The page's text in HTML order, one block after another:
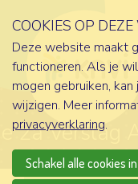
Verslag
COOKIES OP
Deze website maakt
functioneren. Als je
mogen gebruiken,
wijzigen. Meer
privacyverklaring.
Schakel alle cookies in